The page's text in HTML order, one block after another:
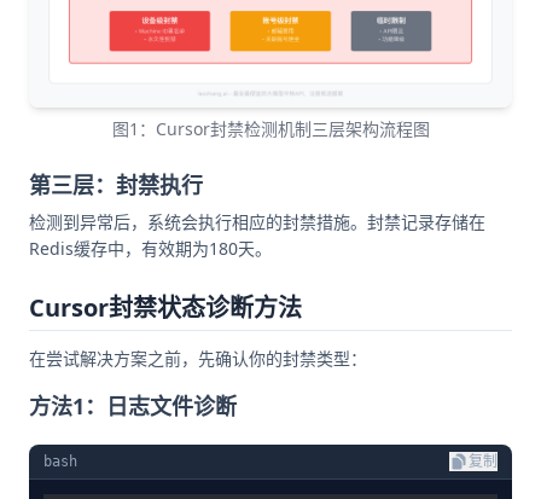
图1：Cursor封禁检测机制三层架构流程图
第三层：封禁执行
检测到异常后，系统会执行相应的封禁措施。封禁记录存储在
Redis缓存中，有效期为180天。
Cursor封禁状态诊断方法
在尝试解决方案之前，先确认你的封禁类型：
方法1：日志文件诊断
bash 复制